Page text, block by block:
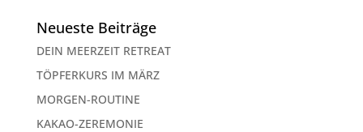
Neueste Beiträge
DEIN MEERZEIT RETREAT
TÖPFERKURS IM MÄRZ
MORGEN-ROUTINE
KAKAO-ZEREMONIE